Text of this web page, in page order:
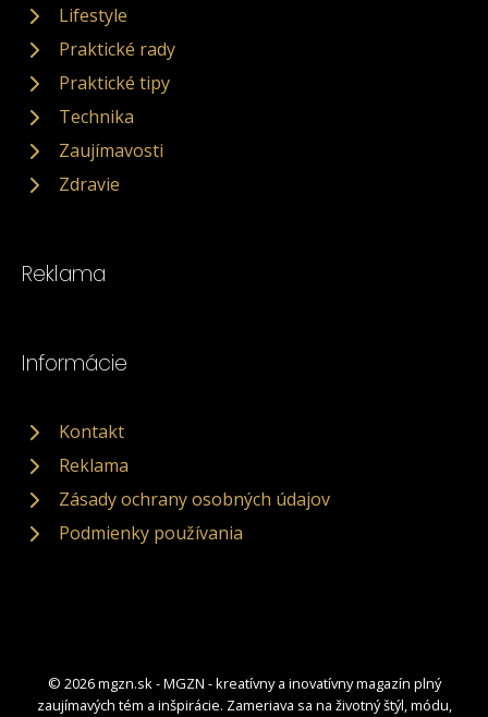
Lifestyle
Praktické rady
Praktické tipy
Technika
Zaujímavosti
Zdravie
Reklama
Informácie
Kontakt
Reklama
Zásady ochrany osobných údajov
Podmienky používania
© 2026 mgzn.sk - MGZN - kreatívny a inovatívny magazín plný
zaujímavých tém a inšpirácie. Zameriava sa na životný štýl, módu,